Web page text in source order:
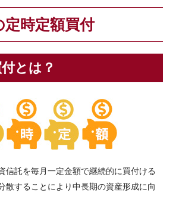
定時定額買付
とは？
信託を毎月一定金額で継続的に買付ける
散することにより中長期の資産形成に向